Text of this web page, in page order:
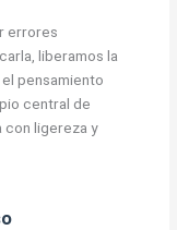
errores
liberamos la
pensamiento
central de
con ligereza y